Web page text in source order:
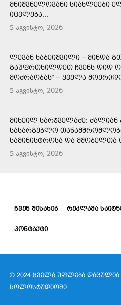
ᲛᲜᲘᲨᲕᲜᲔᲚᲝᲕᲐᲜᲘ ᲡᲘᲐᲮᲚᲔᲔᲑᲘ
ᲘᲪᲕᲚᲔᲑᲐ...
5 აგვისტო, 2026
ᲚᲔᲕᲐᲜ ᲮᲐᲑᲔᲘᲨᲕᲘᲚᲘ – ᲛᲘᲜᲓᲐ
ᲒᲐᲣᲤᲠᲗᲮᲘᲚᲓᲔᲗ ᲩᲕᲔᲜᲡ ᲓᲘᲓ
ᲛᲝᲫᲠᲐᲝᲑᲐᲡ“ – ᲧᲕᲔᲚᲐ
5 აგვისტო, 2026
ᲛᲘᲮᲔᲘᲚ ᲡᲐᲠᲯᲕᲔᲚᲐᲫᲔ: ᲫᲐᲚᲘᲐᲜ
ᲡᲐᲡᲐᲠᲒᲔᲑᲚᲝ
ᲡᲐᲛᲘᲜᲘᲡᲢᲠᲝᲡᲐ ᲓᲐ ᲛᲨᲝᲑᲔᲚᲗᲐ
5 აგვისტო, 2026
ᲩᲕᲔᲜ ᲨᲔᲡᲐᲮᲔᲑ ᲠᲔᲙᲚᲐᲛᲐ
ᲙᲝᲜᲢᲐᲥᲢᲘ
© 2024 ᲧᲕᲔᲚᲐ ᲣᲤᲚᲔᲑᲐ ᲓᲐᲪᲣᲚᲘᲐ
ᲡᲝᲚᲝᲡᲢᲣᲓᲘᲝᲨᲘ